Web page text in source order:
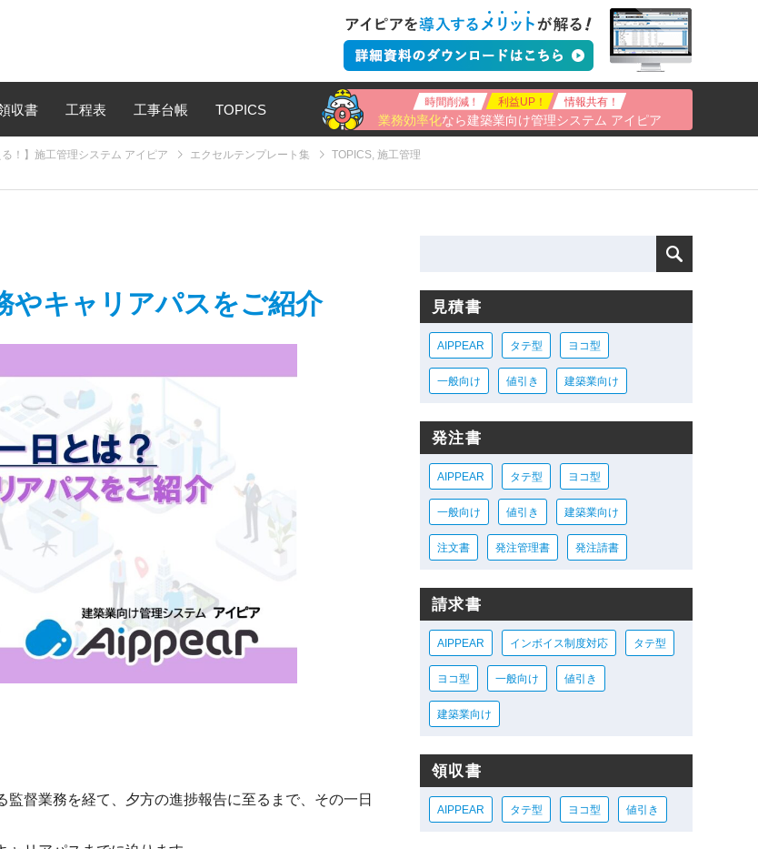
収書 工程表 工事台帳 TOPICS
時間削減！ 利益UP！ 情報共有！
業務効率化なら建築業向け管理システム アイピア
！】施工管理システム アイピア エクセルテンプレート集 TOPICS, 施工管理
やキャリアパスをご紹介
督業務を経て、夕方の進捗報告に至るまで、その一日
見積書
AIPPEAR タテ型 ヨコ型
一般向け 値引き 建築業向け
発注書
AIPPEAR タテ型 ヨコ型
一般向け 値引き 建築業向け
注文書 発注管理書 発注請書
請求書
AIPPEAR インボイス制度対応 タテ型
ヨコ型 一般向け 値引き
建築業向け
領収書
AIPPEAR タテ型 ヨコ型 値引き